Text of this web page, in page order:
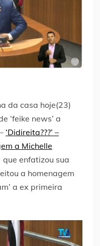
da casa hoje(23)
‘feike news’ a
‘Didireita???’ –
a Michelle
que enfatizou sua
a homenagem
a ex primeira